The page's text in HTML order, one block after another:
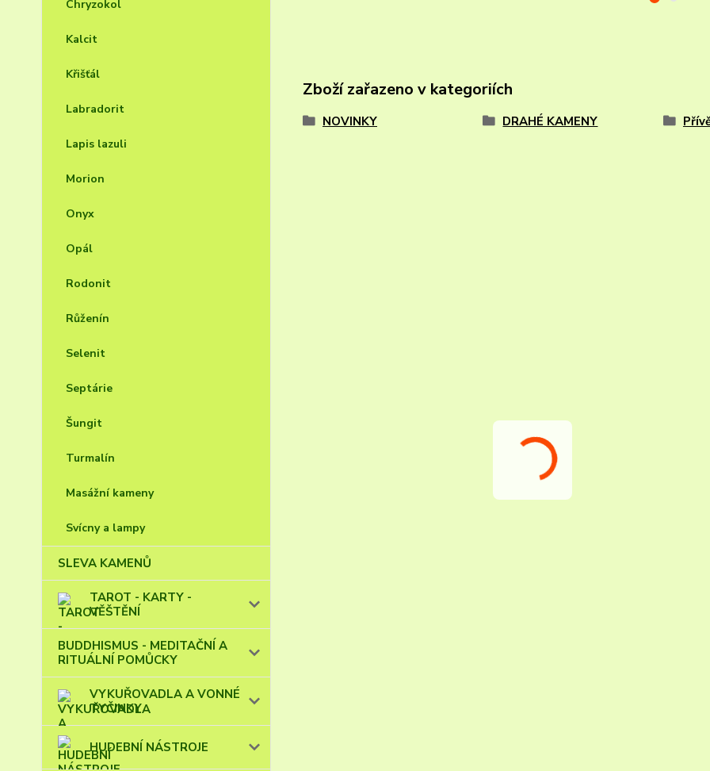
Chryzokol
Kalcit
Křišťál
Labradorit
Lapis lazuli
Morion
Onyx
Opál
Rodonit
Růženín
Selenit
Septárie
Šungit
Turmalín
Masážní kameny
Svícny a lampy
SLEVA KAMENŮ
TAROT - KARTY -
VĚŠTĚNÍ
BUDDHISMUS - MEDITAČNÍ A
RITUÁLNÍ POMŮCKY
VYKUŘOVADLA A VONNÉ
TYČINKY
HUDEBNÍ NÁSTROJE
Zboží zařazeno v kategoriích
NOVINKY DRAHÉ KAMENY